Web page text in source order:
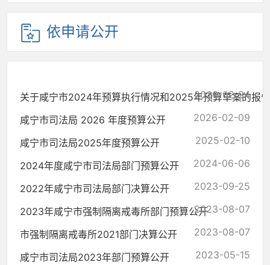
依申请公开
关于咸宁市2024年预算执行情况和2025年预算草案的报告
2026-02-24
咸宁市司法局 2026 年度预算公开 2026-02-09
咸宁市司法局2025年度预算公开 2025-02-10
2024年度咸宁市司法局部门预算公开 2024-06-06
2022年咸宁市司法局部门决算公开 2023-09-25
2023年咸宁市强制隔离戒毒所部门预算公开2023-08-07
市强制隔离戒毒所2021部门决算公开 2023-08-07
咸宁市司法局2023年部门预算公开 2023-05-15